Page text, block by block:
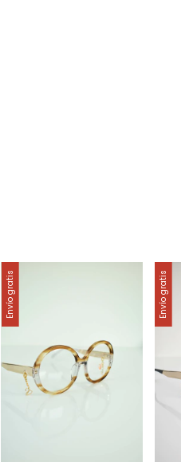
Envío gratis Envío gratis